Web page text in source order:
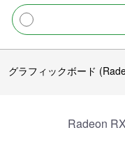
グラフィックボード
Radeon